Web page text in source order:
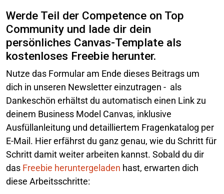
Werde Teil der Competence on Top
Community und lade dir dein
persönliches Canvas-Template als
kostenloses Freebie herunter.
Nutze das Formular am Ende dieses Beitrags um
dich in unseren Newsletter einzutragen - als
Dankeschön erhältst du automatisch einen Link zu
deinem Business Model Canvas, inklusive
Ausfüllanleitung und detailliertem Fragenkatalog per
E-Mail. Hier erfährst du ganz genau, wie du Schritt für
Schritt damit weiter arbeiten kannst. Sobald du dir
das Freebie heruntergeladen hast, erwarten dich
diese Arbeitsschritte: